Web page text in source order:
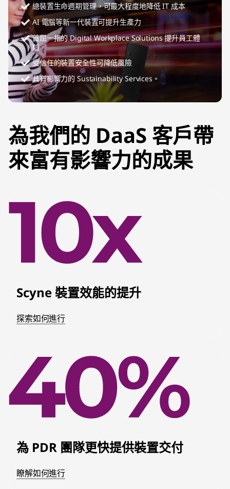
總裝置生命週期管理，可最大程度地降低 IT 成本
AI 電腦等新一代裝置可提升生產力
首屈一指的 Digital Workplace Solutions 提升員工體
驗。
受信任的裝置安全性可降低風險
具有影響力的 Sustainability Services。
為我們的 DaaS 客戶帶
來富有影響力的成果
Scyne 裝置效能的提升
探索如何進行
為 PDR 團隊更快提供裝置交付
瞭解如何進行